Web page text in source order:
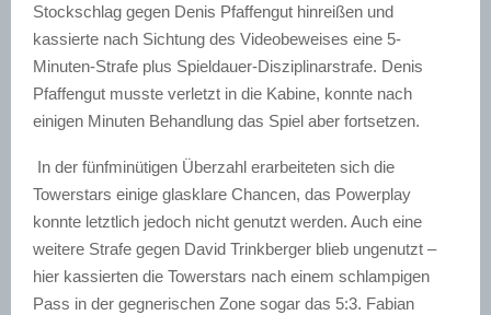
Stockschlag gegen Denis Pfaffengut hinreißen und
kassierte nach Sichtung des Videobeweises eine 5-
Minuten-Strafe plus Spieldauer-Disziplinarstrafe. Denis
Pfaffengut musste verletzt in die Kabine, konnte nach
einigen Minuten Behandlung das Spiel aber fortsetzen.
In der fünfminütigen Überzahl erarbeiteten sich die
Towerstars einige glasklare Chancen, das Powerplay
konnte letztlich jedoch nicht genutzt werden. Auch eine
weitere Strafe gegen David Trinkberger blieb ungenutzt –
hier kassierten die Towerstars nach einem schlampigen
Pass in der gegnerischen Zone sogar das 5:3. Fabian